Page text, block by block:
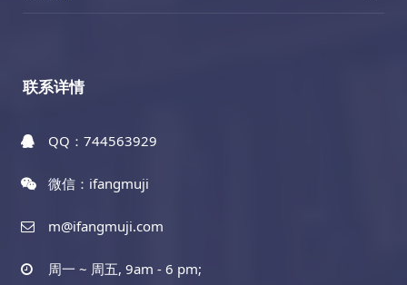
联系详情
QQ：744563929
微信：ifangmuji
m@ifangmuji.com
周一 ~ 周五, 9am - 6 pm;